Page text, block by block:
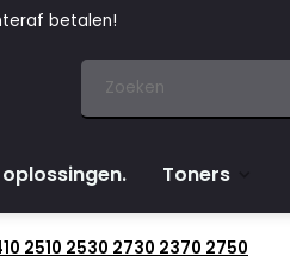
betalen!
Toners
2510 2530 2730 2370 2750